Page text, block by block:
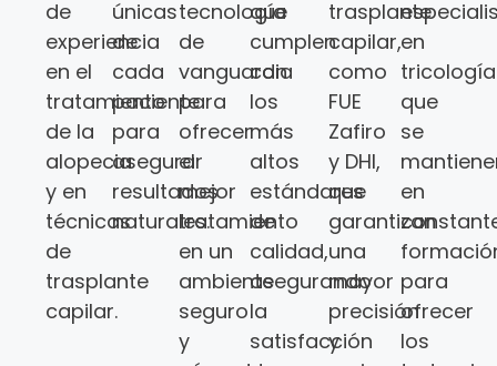
de
experiencia
en el
tratamiento
de la
alopecia
y en
técnicas
de
trasplante
capilar.
únicas
de
cada
paciente
para
asegurar
resultados
naturales.
tecnología
de
vanguardia
para
ofrecer
el
mejor
tratamiento
en un
ambiente
seguro
y
que
cumplen
con
los
más
altos
estándares
de
calidad,
asegurando
la
satisfacción
trasplante
capilar,
como
FUE
Zafiro
y DHI,
que
garantizan
una
mayor
precisión
y
en
tricología
que
se
en
para
ofrecer
los